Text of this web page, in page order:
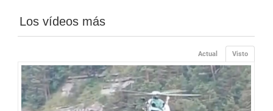
Los vídeos más
Visto
Actual